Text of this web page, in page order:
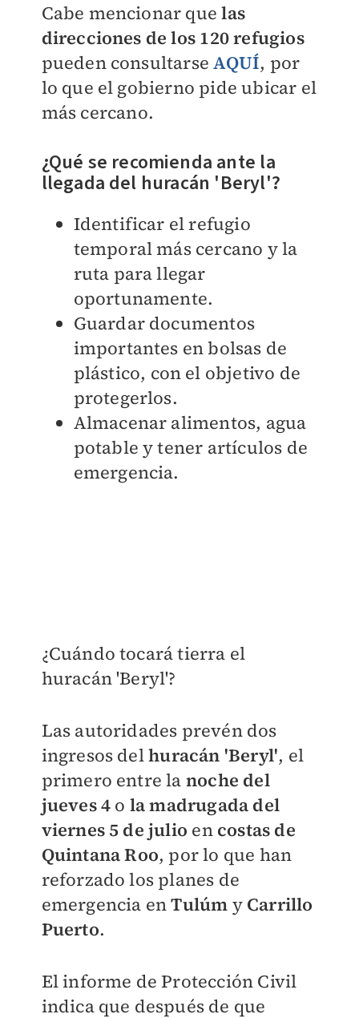
Cabe mencionar que las
direcciones de los 120 refugios
pueden consultarseAQUÍ, por
lo que el gobierno pide ubicar el
más cercano.
¿Qué se recomienda ante la
llegada del huracán 'Beryl'?
Identificar el refugio
temporal más cercano y la
ruta para llegar
oportunamente.
Guardar documentos
importantes en bolsas de
plástico, con el objetivo de
protegerlos.
Almacenar alimentos, agua
potable y tener artículos de
emergencia.
¿Cuándo tocará tierra el
huracán 'Beryl'?
Las autoridades prevén dos
ingresos delhuracán 'Beryl', el
primero entre la noche del
jueves 4 o la madrugada del
viernes 5 de julio en costas de
Quintana Roo, por lo que han
reforzado los planes de
emergencia enTulúm y Carrillo
Puerto.
El informe de Protección Civil
indica que después de que